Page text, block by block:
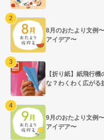
8月のおたより文例
アイデア〜
【折り紙】紙飛行
な？わくわく広がる
9月のおたより文例
アイデア〜